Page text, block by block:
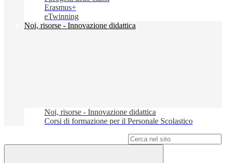
Erasmus+
eTwinning
Noi, risorse - Innovazione didattica
Noi, risorse - Innovazione didattica
Corsi di formazione per il Personale Scolastico